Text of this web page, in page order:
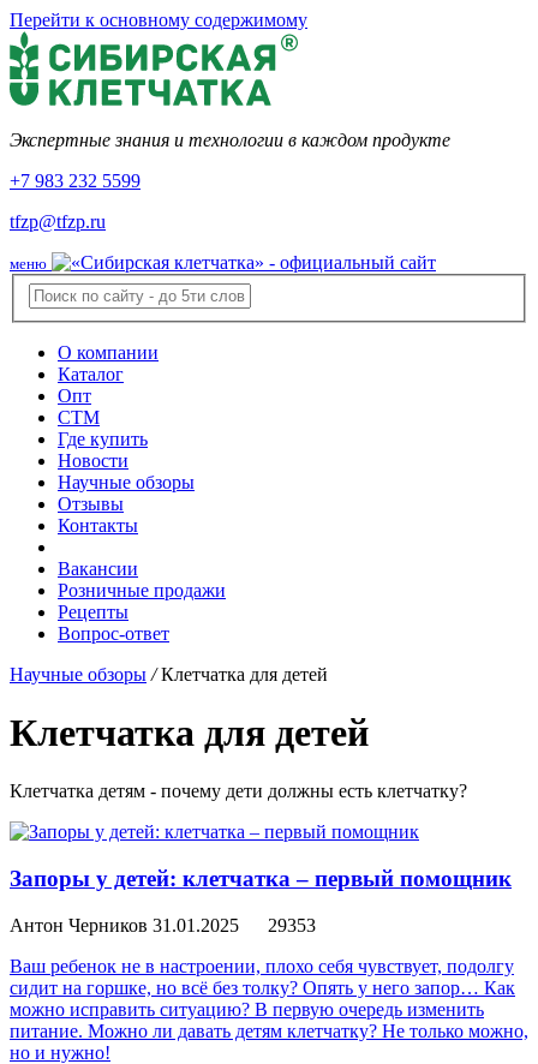
Перейти к основному содержимому
Экспертные знания и технологии в каждом продукте
+7 983 232 5599
tfzp@tfzp.ru
меню
О компании
Каталог
Опт
СТМ
Где купить
Новости
Научные обзоры
Отзывы
Контакты
Вакансии
Розничные продажи
Рецепты
Вопрос-ответ
Научные обзоры / Клетчатка для детей
Клетчатка для детей
Клетчатка детям - почему дети должны есть клетчатку?
Запоры у детей: клетчатка – первый помощник
Антон Черников 31.01.2025
29353
Ваш ребенок не в настроении, плохо себя чувствует, подолгу
сидит на горшке, но всё без толку? Опять у него запор… Как
можно исправить ситуацию? В первую очередь изменить
питание. Можно ли давать детям клетчатку? Не только можно,
но и нужно!